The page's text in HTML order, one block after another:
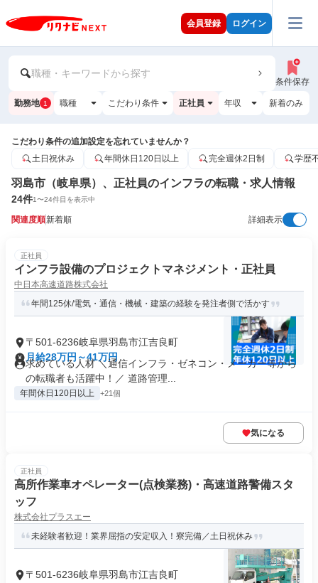
会員登録 ログイン
職種・キーワードから探す
条件保存
勤務地 1 職種 こだわり条件 正社員 年収 新着のみ
こだわり条件の追加設定を忘れていませんか？
土日祝休み
年間休日120日以上 完全週休2日制 学歴
羽島市（岐阜県）、正社員のインフラの転職・求人情報
24件1〜24件目を表示中
関連度順新着順 詳細表示
正社員
インフラ設備のプロジェクトマネジメント・正社員
中日本高速道路株式会社
年間125休/電気・通信・機械・建築の経験を発注者側で活かす
〒501-6236岐阜県羽島市江吉良町
月給28万円～41万円
求めている人材 ＼通信インフラ・ゼネコン・メーカー等から
の転職者も活躍中！／ 道路管理...
年間休日120日以上 +21個
気になる
正社員
高所作業車オペレーター(点検業務)・高速道路警備スタ
ッフ
株式会社プラスエー
未経験者歓迎！業界屈指の安定収入！寮完備／土日祝休み
〒501-6236岐阜県羽島市江吉良町